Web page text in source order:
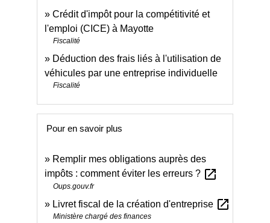
Crédit d'impôt pour la compétitivité et
l'emploi (CICE) à Mayotte
Fiscalité
Déduction des frais liés à l'utilisation de
véhicules par une entreprise individuelle
Fiscalité
Pour en savoir plus
Remplir mes obligations auprès des
impôts : comment éviter les erreurs ? open_in_new
Oups.gouv.fr
Livret fiscal de la création d'entreprise open_in_new
Ministère chargé des finances